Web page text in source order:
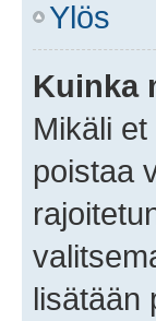
Ylös
Kuinka
Mikäli
poistaa
lisätään